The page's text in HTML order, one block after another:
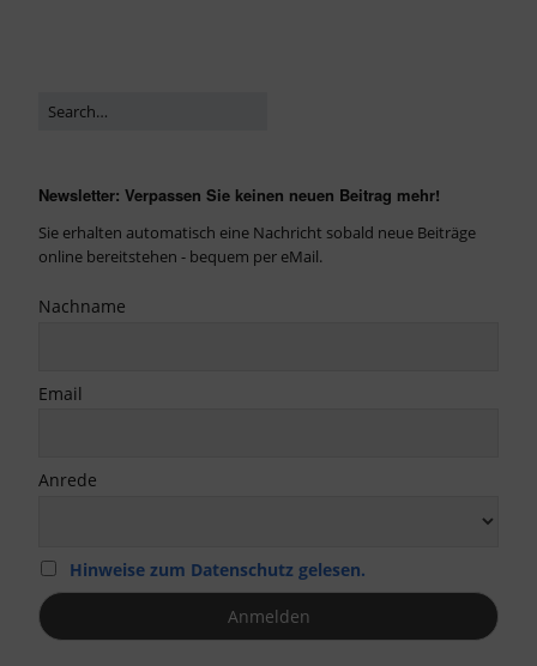
Newsletter: Verpassen Sie keinen neuen Beitrag mehr!
Sie erhalten automatisch eine Nachricht sobald neue Beiträge
online bereitstehen - bequem per eMail.
Nachname
Email
Anrede
Hinweise zum Datenschutz gelesen.